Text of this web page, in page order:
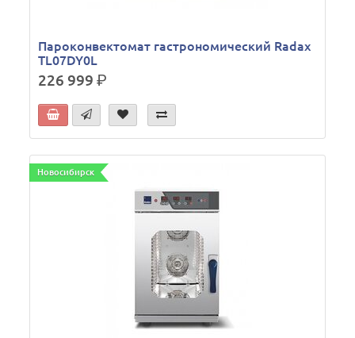
Пароконвектомат гастрономический Radax
TL07DY0L
226 999р.
Новосибирск